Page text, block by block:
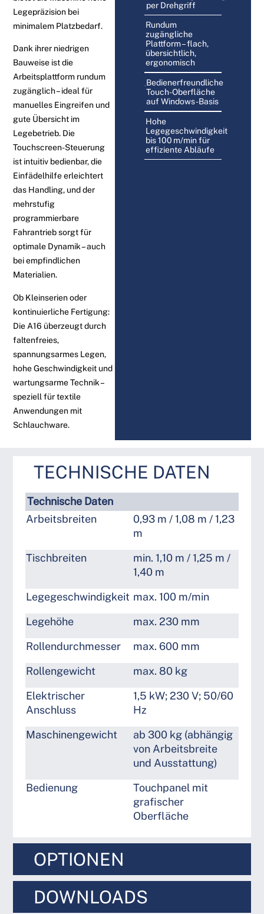
Legepräzision bei
minimalem Platzbedarf.
Dank ihrer niedrigen
Bauweise ist die
Arbeitsplattform rundum
zugänglich – ideal für
manuelles Eingreifen und
gute Übersicht im
Legebetrieb. Die
Touchscreen-Steuerung
ist intuitiv bedienbar, die
Einfädelhilfe erleichtert
das Handling, und der
mehrstufig
programmierbare
Fahrantrieb sorgt für
optimale Dynamik – auch
bei empfindlichen
Materialien.
Ob Kleinserien oder
kontinuierliche Fertigung:
Die A16 überzeugt durch
faltenfreies,
spannungsarmes Legen,
hohe Geschwindigkeit und
wartungsarme Technik –
speziell für textile
Anwendungen mit
Schlauchware.
per Drehgriff
Rundum
zugängliche
Plattform – flach,
übersichtlich,
ergonomisch
Bedienerfreundliche
Touch-Oberfläche
auf Windows-Basis
Hohe
Legegeschwindigkeit
bis 100 m/min für
effiziente Abläufe
TECHNISCHE DATEN
OPTIONEN
DOWNLOADS
Technische Daten
Arbeitsbreiten
0,93 m / 1,08 m / 1,23
m
Tischbreiten
min. 1,10 m / 1,25 m /
1,40 m
Legegeschwindigkeit max. 100 m/min
Legehöhe max. 230 mm
Rollendurchmesser max. 600 mm
Rollengewicht max. 80 kg
Elektrischer
Anschluss
1,5 kW; 230 V; 50/60
Hz
Maschinengewicht
ab 300 kg (abhängig
von Arbeitsbreite
und Ausstattung)
Bedienung
Touchpanel mit
grafischer
Oberfläche